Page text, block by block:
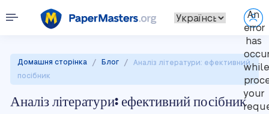
An
error
has
while
your
Домашня сторінка / Блог /
Аналіз літератури: ефективний
посібник
Аналіз літератури: ефективний посібник